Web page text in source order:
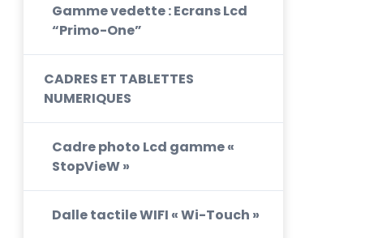
Gamme vedette : Ecrans Lcd
“Primo-One”
CADRES ET TABLETTES
NUMERIQUES
Cadre photo Lcd gamme «
StopVieW »
Dalle tactile WIFI « Wi-Touch »